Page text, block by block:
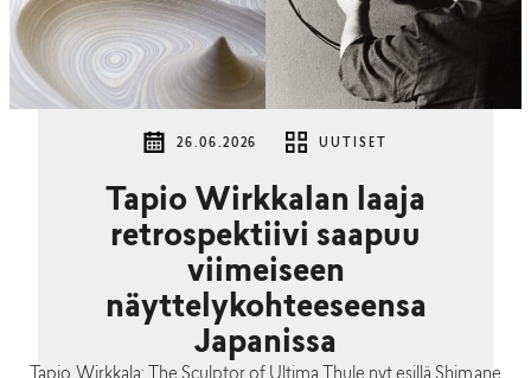
26.06.2026 UUTISET
Tapio Wirkkalan laaja
retrospektiivi saapuu
viimeiseen
näyttelykohteeseensa
Japanissa